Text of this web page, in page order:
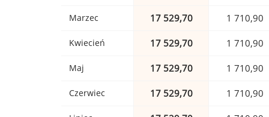
Marzec 17 529,70 1 710,90
Kwiecień 17 529,70 1 710,90
Maj 17 529,70 1 710,90
Czerwiec 17 529,70 1 710,90